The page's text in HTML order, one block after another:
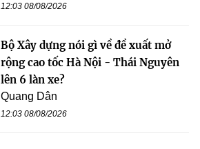
12:03 08/08/2026
Bộ Xây dựng nói gì về đề xuất mở
rộng cao tốc Hà Nội - Thái Nguyên
lên 6 làn xe?
Quang Dân
12:03 08/08/2026